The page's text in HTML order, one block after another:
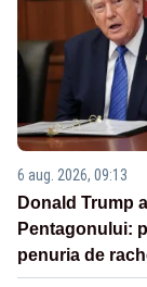
6 aug. 2026, 09:13
Donald Trump
Pentagonului:
penuria de